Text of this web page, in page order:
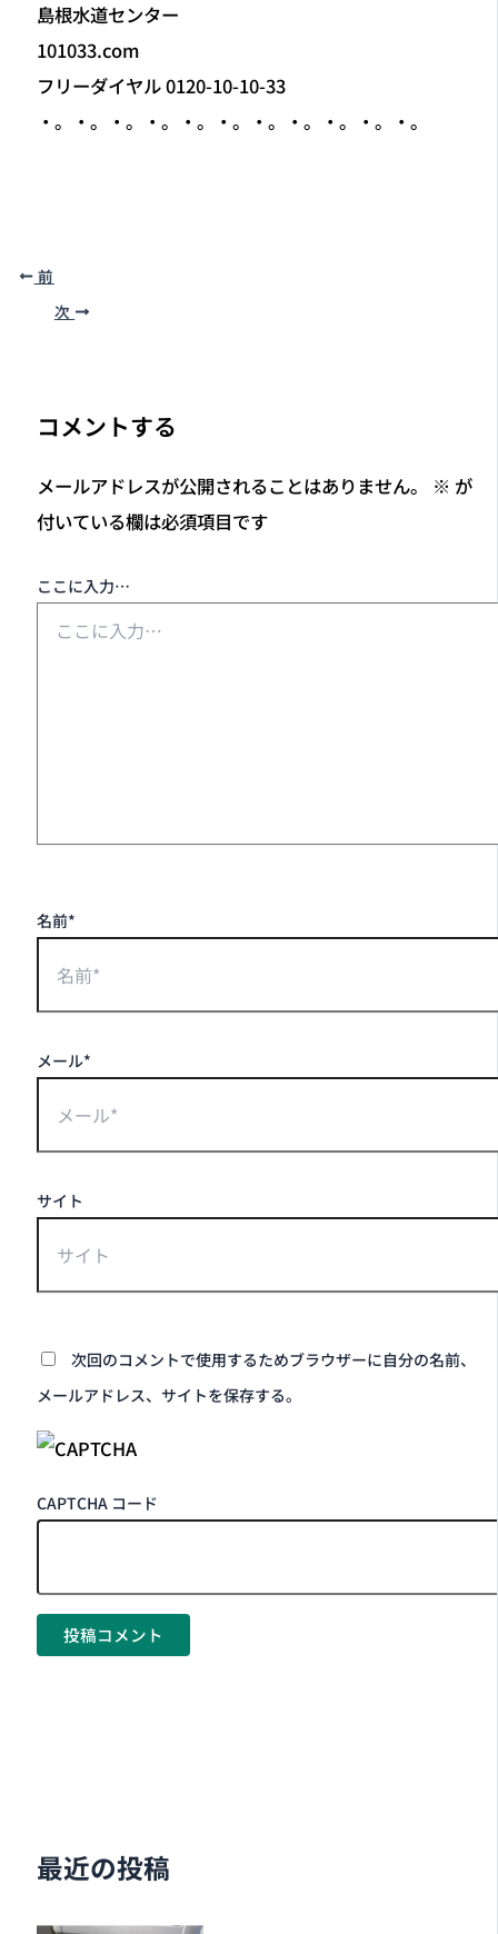
島根水道センター
101033.com
フリーダイヤル 0120-10-10-33
・。・。・。・。・。・。・。・。・。・。・。
前
次
コメントする
メールアドレスが公開されることはありません。 ※ が
付いている欄は必須項目です
ここに入力…
名前*
メール*
サイト
次回のコメントで使用するためブラウザーに自分の名前、
メールアドレス、サイトを保存する。
CAPTCHA コード
最近の投稿